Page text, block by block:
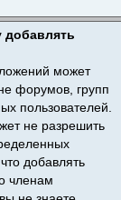
добавлять
может
форумов, групп
пользователей.
не разрешить
добавлять
членам